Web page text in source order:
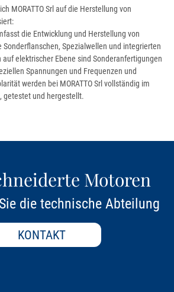
MORATTO Srl auf die Herstellung von
die Entwicklung und Herstellung von
Spezialwellen und integrierten
elektrischer Ebene sind Sonderanfertigungen
Spannungen und Frequenzen und
werden bei MORATTO Srl vollständig im
getestet und hergestellt.
Motoren
die technische Abteilung
KONTAKT